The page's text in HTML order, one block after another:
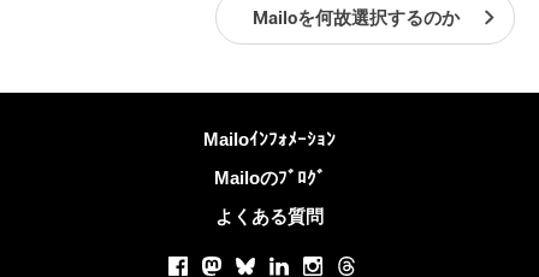
Mailoを何故選択するのか
Mailoｲﾝﾌｫﾒｰｼｮﾝ
Mailoのﾌﾞﾛｸﾞ
よくある質問
Facebook
Mastodon
BlueskyLinkedInInstagram
Threads